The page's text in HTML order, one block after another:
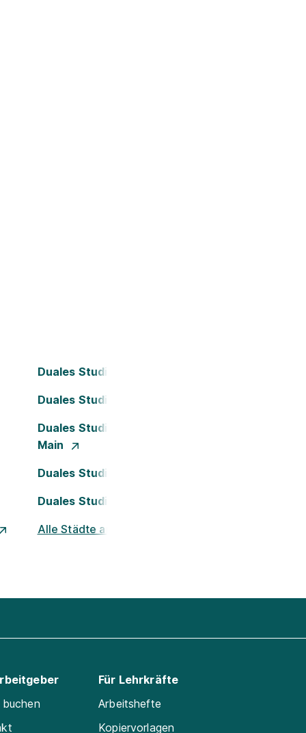
Duales Studium Bielefeld
Duales Studium Dortmund
Duales Studium Frankfurt am
Main
Duales Studium Köln
Duales Studium Nürnberg
Alle Städte ansehen
Für Lehrkräfte
Arbeitshefte
Kopiervorlagen